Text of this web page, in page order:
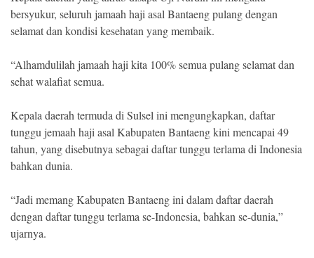
bersyukur, seluruh jamaah haji asal Bantaeng pulang dengan
selamat dan kondisi kesehatan yang membaik.
“Alhamdulilah jamaah haji kita 100% semua pulang selamat dan
sehat walafiat semua.
Kepala daerah termuda di Sulsel ini mengungkapkan, daftar
tunggu jemaah haji asal Kabupaten Bantaeng kini mencapai 49
tahun, yang disebutnya sebagai daftar tunggu terlama di Indonesia
bahkan dunia.
“Jadi memang Kabupaten Bantaeng ini dalam daftar daerah
dengan daftar tunggu terlama se-Indonesia, bahkan se-dunia,”
ujarnya.